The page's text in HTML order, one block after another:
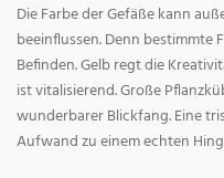
Die Farbe der Gefäße kann
beeinflussen. Denn
Befinden. Gelb regt die
ist vitalisierend. Große
wunderbarer Blickfang. Eine
Aufwand zu einem echten